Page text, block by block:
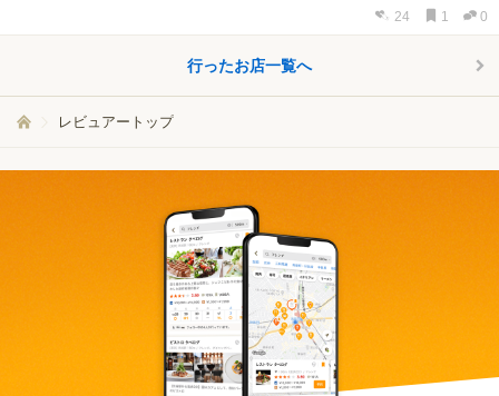
24 1 0
行ったお店一覧へ
レビュアートップ